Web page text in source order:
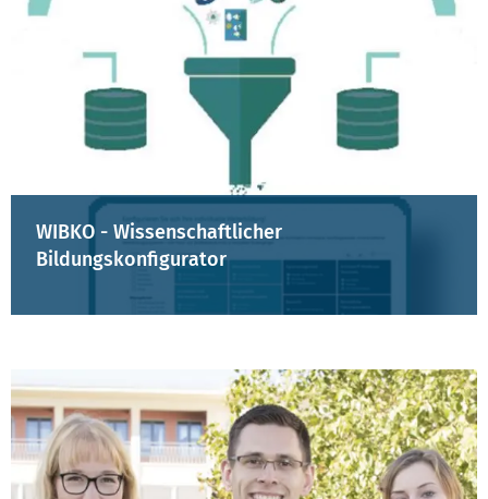
WIBKO - Wissenschaftlicher
Bildungskonfigurator